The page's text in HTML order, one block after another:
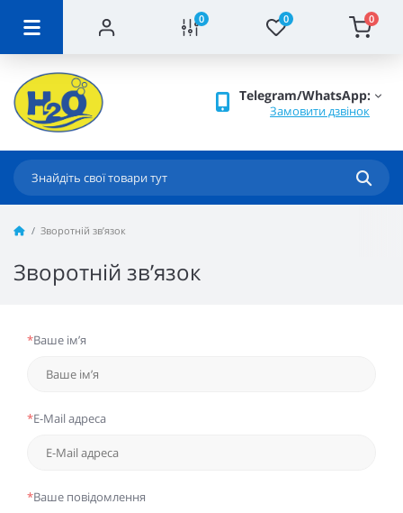
0 0 0
Telegram/WhatsApp:
Замовити дзвінок
Зворотній зв’язок
Зворотній зв’язок
*Ваше ім’я
*E-Mail адреса
*Ваше повідомлення